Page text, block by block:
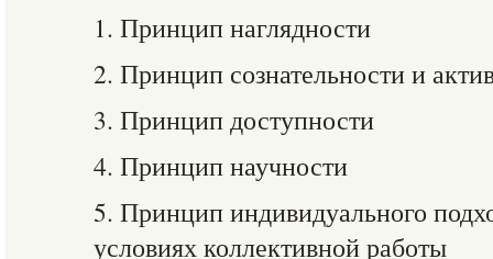
1. Принцип наглядности
2. Принцип сознательности и
3. Принцип доступности
4. Принцип научности
5. Принцип индивидуального
условиях коллективной работы